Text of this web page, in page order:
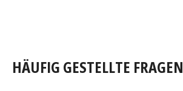
HÄUFIG GESTELLTE FRAGEN